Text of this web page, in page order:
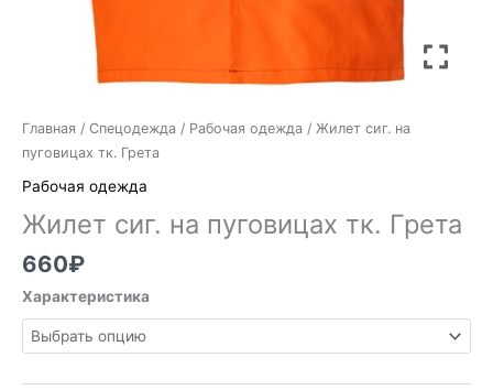
Главная / Спецодежда / Рабочая одежда / Жилет сиг. на
пуговицах тк. Грета
Рабочая одежда
Жилет сиг. на пуговицах тк. Грета
660₽
Характеристика